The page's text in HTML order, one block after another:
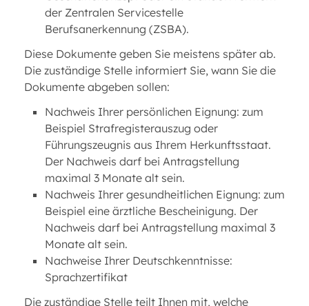
der Zentralen Servicestelle
Berufsanerkennung (ZSBA).
Diese Dokumente geben Sie meistens später ab.
Die zuständige Stelle informiert Sie, wann Sie die
Dokumente abgeben sollen:
Nachweis Ihrer persönlichen Eignung: zum
Beispiel Strafregisterauszug oder
Führungszeugnis aus Ihrem Herkunftsstaat.
Der Nachweis darf bei Antragstellung
maximal 3 Monate alt sein.
Nachweis Ihrer gesundheitlichen Eignung: zum
Beispiel eine ärztliche Bescheinigung. Der
Nachweis darf bei Antragstellung maximal 3
Monate alt sein.
Nachweise Ihrer Deutschkenntnisse:
Sprachzertifikat
Die zuständige Stelle teilt Ihnen mit, welche